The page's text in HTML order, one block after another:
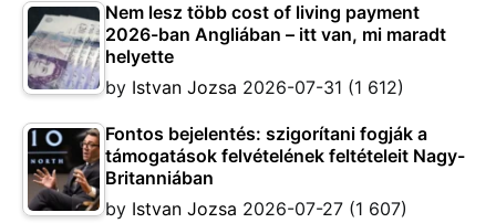
Nem lesz több cost of living payment
2026-ban Angliában – itt van, mi maradt
helyette
by Istvan Jozsa 2026-07-31 (1 612)
Fontos bejelentés: szigorítani fogják a
támogatások felvételének feltételeit Nagy-
Britanniában
by Istvan Jozsa 2026-07-27 (1 607)